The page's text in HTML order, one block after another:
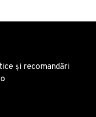
și recomandări